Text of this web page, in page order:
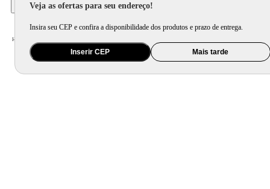
Veja as ofertas para seu endereço!
Insira seu CEP e confira a disponibilidade dos produtos e prazo de entrega.
Inserir CEP Mais tarde
Home